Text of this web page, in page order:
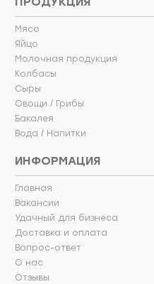
Мясо
Яйцо
Молочная продукция
Колбасы
Сыры
Овощи / Грибы
Бакалея
Вода / Напитки
ИНФОРМАЦИЯ
Главная
Вакансии
Удачный для бизнеса
Доставка и оплата
Вопрос-ответ
О нас
Отзывы